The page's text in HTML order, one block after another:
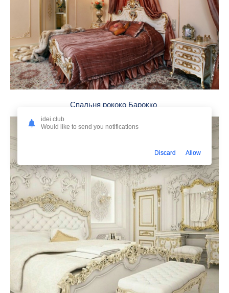
Спальня рококо Барокко
idei.club
Would like to send you notifications
Discard Allow